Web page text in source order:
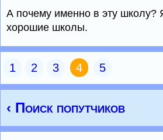
А почему именно в эту школу?
хорошие школы.
1 2 3 4 5
‹ Поиск попутчиков